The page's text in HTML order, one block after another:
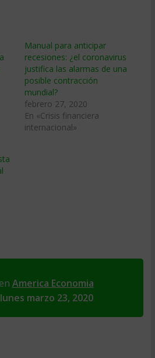
Manual para anticipar
recesiones: ¿el coronavirus
justifica las alarmas de una
posible contracción
mundial?
febrero 27, 2020
En «Crisis financiera
internacional»
America Economia
lunes marzo 23, 2020